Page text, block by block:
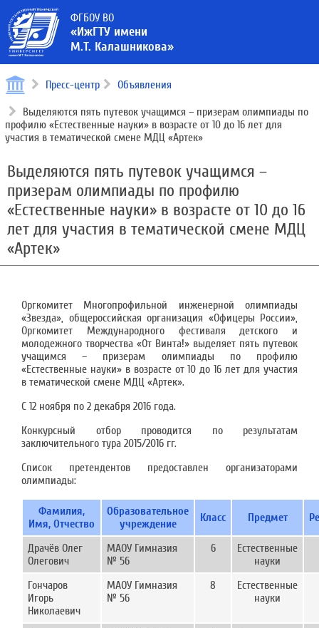
ФГБОУ ВО
«ИжГТУ имени
М.Т. Калашникова»
Пресс-центр Объявления
Выделяются пять путевок учащимся – призерам олимпиады по
профилю «Естественные науки» в возрасте от 10 до 16 лет для
участия в тематической смене МДЦ «Артек»
Выделяются пять путевок учащимся –
призерам олимпиады по профилю
«Естественные науки» в возрасте от 10 до 16
лет для участия в тематической смене МДЦ
«Артек»
Оргкомитет Многопрофильной инженерной олимпиады
«Звезда», общероссийская организация «Офицеры России»,
Оргкомитет Международного фестиваля детского и
молодежного творчества «От Винта!» выделяет пять путевок
учащимся – призерам олимпиады по профилю
«Естественные науки» в возрасте от 10 до 16 лет для участия
в тематической смене МДЦ «Артек».
С 12 ноября по 2 декабря 2016 года.
Конкурсный отбор проводится по результатам
заключительного тура 2015/2016 гг.
Список претендентов предоставлен организаторами
олимпиады:
Фамилия,
Имя, Отчество
Образовательное
учреждение
Класс Предмет
Драчёв Олег
Олегович
МАОУ Гимназия
№ 56
6
Естественные
науки
Гончаров
Игорь
Николаевич
МАОУ Гимназия
№ 56
8
Естественные
науки